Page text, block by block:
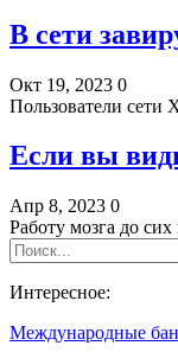
В сети
Окт 19, 2023 0
Пользователи сети
Если вы
Апр 8, 2023 0
Работу мозга до
Интересное:
Международные